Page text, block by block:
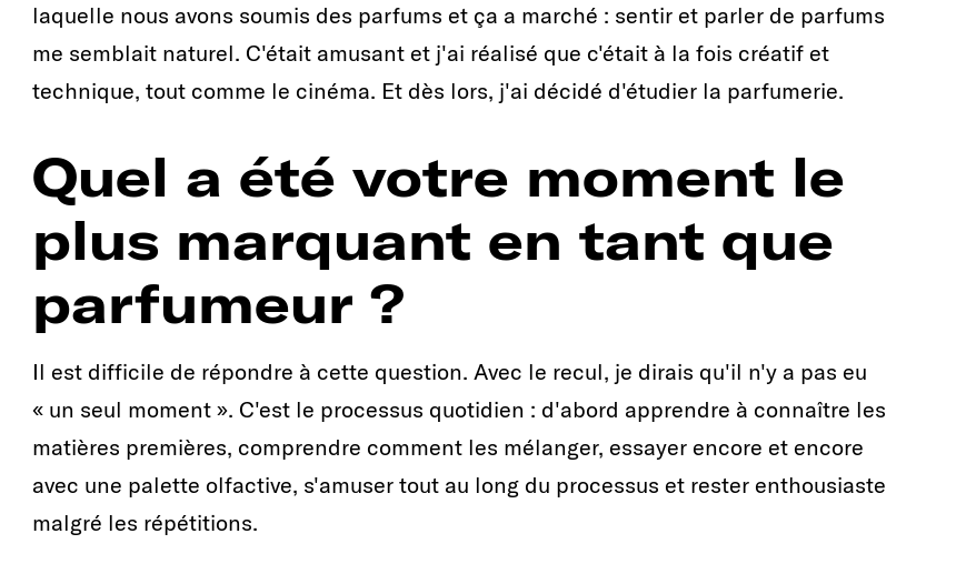
laquelle nous avons soumis des parfums et ça a marché : sentir et parler de parfums
me semblait naturel. C'était amusant et j'ai réalisé que c'était à la fois créatif et
technique, tout comme le cinéma. Et dès lors, j'ai décidé d'étudier la parfumerie.
Quel a été votre moment le
plus marquant en tant que
parfumeur ?
Il est difficile de répondre à cette question. Avec le recul, je dirais qu'il n'y a pas eu
« un seul moment ». C'est le processus quotidien : d'abord apprendre à connaître les
matières premières, comprendre comment les mélanger, essayer encore et encore
avec une palette olfactive, s'amuser tout au long du processus et rester enthousiaste
malgré les répétitions.